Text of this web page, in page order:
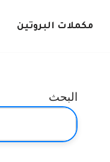
مكملات البروتين
البحث